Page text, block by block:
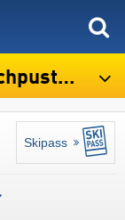
Skipass